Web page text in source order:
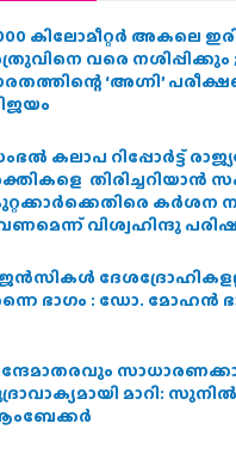
കിലോമീറ്റർ അകലെ
വരെ നശിപ്പിക്കും ;
‘അഗ്നി’
കലാപ റിപ്പോർട്ട്
തിരിച്ചറിയാൻ
കർശന
വിശ്വഹിന്ദു
ഭാഗം : ഡോ. മോഹന്‍
മാറി: സുനിൽ